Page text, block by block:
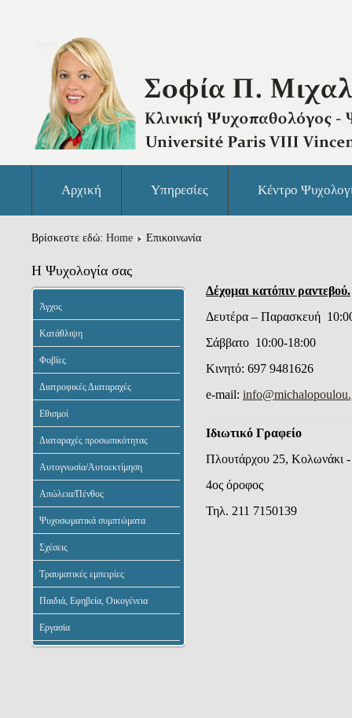
Αρχική Υπηρεσίες Κέντρο
Βρίσκεστε εδώ: Home Επικοινωνία
Η Ψυχολογία σας
Άγχος
Κατάθλιψη
Φοβίες
Διατροφικές Διαταραχές
Εθισμοί
Διαταραχές προσωπικότητας
Αυτογνωσία/Αυτοεκτίμηση
Απώλεια/Πένθος
Ψυχοσωματικά συμπτώματα
Σχέσεις
Τραυματικές εμπειρίες
Παιδιά, Εφηβεία, Οικογένεια
Εργασία
Δέχομαι κατόπιν ραντεβού.
Δευτέρα – Παρασκευή
Σάββατο 10:00-18:00
Kινητό: 697 9481626
e-mail:
Ιδιωτικό Γραφείο
Πλουτάρχου 25, Κολωνάκι
4ος όροφος
Τηλ. 211 7150139